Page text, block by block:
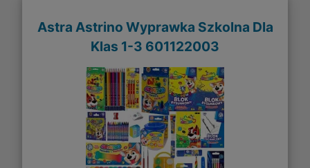
Astra Astrino Wyprawka Szkolna Dla
Klas 1-3 601122003